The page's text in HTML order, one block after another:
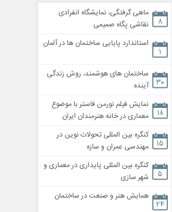
۸
ماهی گرفتگی، نمایشگاه انفرادی
نقاشی پگاه صمیمی
۱
استاندارد پایایی ساختمان ها در آلمان
۳۰
ساختمان های هوشمند، روش زندگی
آینده
۱۸
نمایش فیلم نورمن فاستر با موضوع
معماری در خانه هنرمندان ایران
۱۵
کنگره بین المللی تحولات نوین در
مهندسی عمران و سازه
۵
کنگره بین المللی پایداری در معماری و
شهر سازی
۲۴
همایش هنر و صنعت در ساختمان